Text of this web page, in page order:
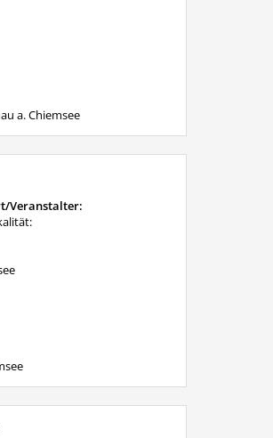
a. Chiemsee
Veranstalter: